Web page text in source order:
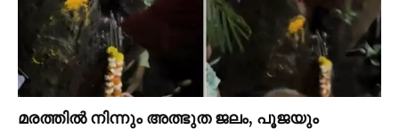
മരത്തില്‍ നിന്നും അത്ഭുത ജലം, പൂജയും